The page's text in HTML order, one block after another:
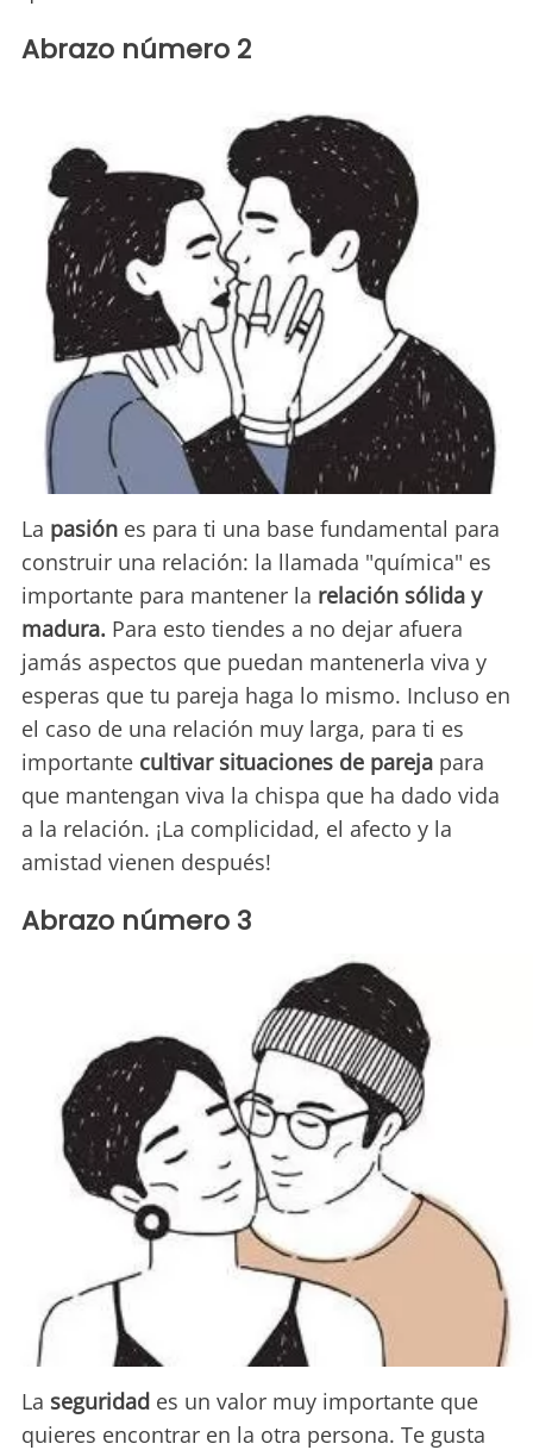
Abrazo número 2
La pasión es para ti una base fundamental para
construir una relación: la llamada "química" es
importante para mantener la relación sólida y
madura. Para esto tiendes a no dejar afuera
jamás aspectos que puedan mantenerla viva y
esperas que tu pareja haga lo mismo. Incluso en
el caso de una relación muy larga, para ti es
importante cultivar situaciones de pareja para
que mantengan viva la chispa que ha dado vida
a la relación. ¡La complicidad, el afecto y la
amistad vienen después!
Abrazo número 3
La seguridad es un valor muy importante que
quieres encontrar en la otra persona. Te gusta